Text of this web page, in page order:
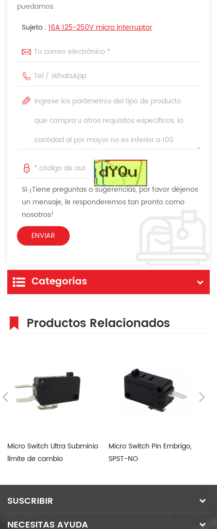
puedamos.
Sujeto : 16A 125-250V micro interruptor
Si ¡Tiene preguntas o sugerencias, por favor déjenos
un mensaje, le responderemos tan pronto como
nosotros!
Categorías
Productos Relacionados
Micro Switch Ultra Subminio
límite de cambio
Micro Switch Pin Embrigo,
SPST-NO
SUSCRIBIR
NECESITAS AYUDA